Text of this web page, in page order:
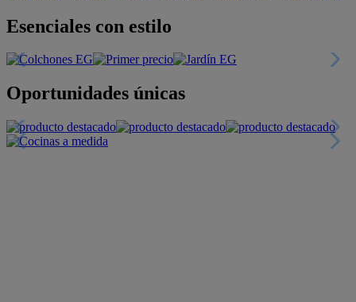
Esenciales con estilo
Oportunidades únicas